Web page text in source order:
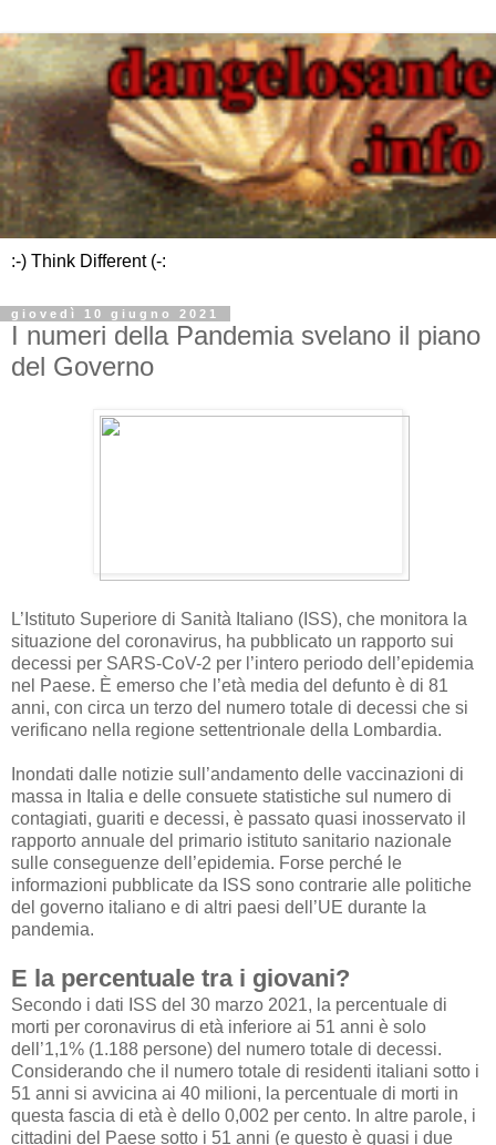
:-) Think Different (-:
giovedì 10 giugno 2021
I numeri della Pandemia svelano il piano
del Governo
L’Istituto Superiore di Sanità Italiano (ISS), che monitora la
situazione del coronavirus, ha pubblicato un rapporto sui
decessi per SARS-CoV-2 per l’intero periodo dell’epidemia
nel Paese. È emerso che l’età media del defunto è di 81
anni, con circa un terzo del numero totale di decessi che si
verificano nella regione settentrionale della Lombardia.
Inondati dalle notizie sull’andamento delle vaccinazioni di
massa in Italia e delle consuete statistiche sul numero di
contagiati, guariti e decessi, è passato quasi inosservato il
rapporto annuale del primario istituto sanitario nazionale
sulle conseguenze dell’epidemia. Forse perché le
informazioni pubblicate da ISS sono contrarie alle politiche
del governo italiano e di altri paesi dell’UE durante la
pandemia.
E la percentuale tra i giovani?
Secondo i dati ISS del 30 marzo 2021, la percentuale di
morti per coronavirus di età inferiore ai 51 anni è solo
dell’1,1% (1.188 persone) del numero totale di decessi.
Considerando che il numero totale di residenti italiani sotto i
51 anni si avvicina ai 40 milioni, la percentuale di morti in
questa fascia di età è dello 0,002 per cento. In altre parole, i
cittadini del Paese sotto i 51 anni (e questo è quasi i due